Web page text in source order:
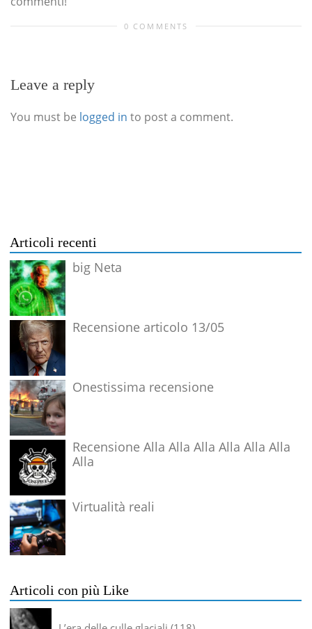
0 COMMENTS
Leave a reply
You must be logged in to post a comment.
Articoli recenti
big Neta
Recensione articolo 13/05
Onestissima recensione
Recensione Alla Alla Alla Alla Alla Alla
Alla
Virtualità reali
Articoli con più Like